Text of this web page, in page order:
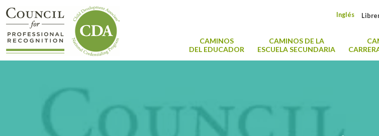
Inglés
CAMINOS
DEL EDUCADOR
CAMINOS DE LA
ESCUELA SECUNDARIA